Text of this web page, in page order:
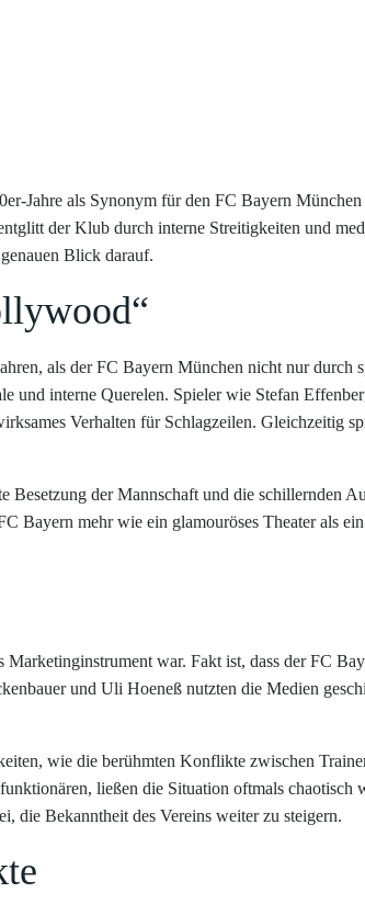
Jahre als Synonym für den FC Bayern
der Klub durch interne Streitigkeiten und
Blick darauf.
als der FC Bayern München nicht nur durch
und interne Querelen. Spieler wie Stefan
Verhalten für Schlagzeilen. Gleichzeitig
Besetzung der Mannschaft und die schillernden
Bayern mehr wie ein glamouröses Theater als
war. Fakt ist, dass der FC
und Uli Hoeneß nutzten die Medien
wie die berühmten Konflikte zwischen
ließen die Situation oftmals chaotisch
die Bekanntheit des Vereins weiter zu steigern.